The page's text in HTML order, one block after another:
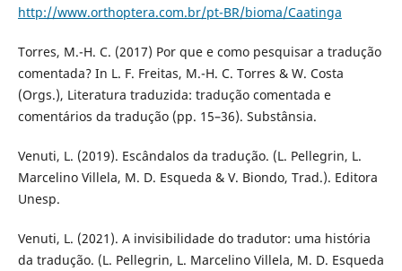
http://www.orthoptera.com.br/pt-BR/bioma/Caatinga
Torres, M.-H. C. (2017) Por que e como pesquisar a tradução
comentada? In L. F. Freitas, M.-H. C. Torres & W. Costa
(Orgs.), Literatura traduzida: tradução comentada e
comentários da tradução (pp. 15–36). Substânsia.
Venuti, L. (2019). Escândalos da tradução. (L. Pellegrin, L.
Marcelino Villela, M. D. Esqueda & V. Biondo, Trad.). Editora
Unesp.
Venuti, L. (2021). A invisibilidade do tradutor: uma história
da tradução. (L. Pellegrin, L. Marcelino Villela, M. D. Esqueda